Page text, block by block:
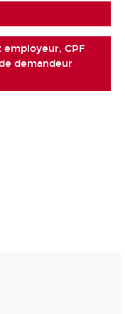
CPF
demandeur